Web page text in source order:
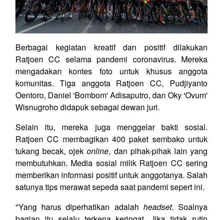
Berbagai kegiatan kreatif dan positif dilakukan
Ratjoen CC selama pandemi coronavirus. Mereka
mengadakan kontes foto untuk khusus anggota
komunitas. Tiga anggota Ratjoen CC, Pudjiyanto
Oentoro, Daniel 'Bombom' Adisaputro, dan Oky 'Ovum'
Wisnugroho didapuk sebagai dewan juri.
Selain itu, mereka juga menggelar bakti sosial.
Ratjoen CC membagikan 400 paket sembako untuk
tukang becak, ojekonline, dan pihak-pihak lain yang
membutuhkan. Media sosial milik Ratjoen CC sering
memberikan informasi positif untuk anggotanya. Salah
satunya tips merawat sepeda saat pandemi sepert ini.
"Yang harus diperhatikan adalah headset. Soalnya